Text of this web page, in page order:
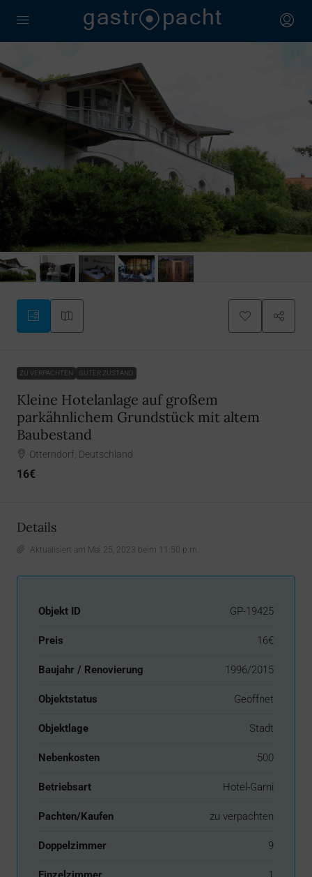
ZU VERPACHTEN GUTER ZUSTAND
Kleine Hotelanlage auf großem
parkähnlichem Grundstück mit altem
Baubestand
Otterndorf, Deutschland
16€
Details
Aktualisiert am Mai 25, 2023 beim 11:50 p.m.
Objekt ID GP-19425
Preis 16€
Baujahr / Renovierung 1996/2015
Betriebsart Hotel-Garni
Pachten/Kaufen zu verpachten
Doppelzimmer 9
Objektstatus Geöffnet
Objektlage Stadt
Nebenkosten 500